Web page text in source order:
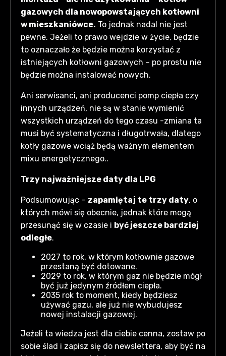
gazowych dla nowopowstających kotłowni
w mieszkaniówce. To jednak nadal nie jest
pewne. Jeżeli to prawo wejdzie w życie, będzie
to oznaczało że będzie można korzystać z
istniejących kotłowni gazowych – po prostu nie
będzie można instalować nowych.
Ani serwisanci, ani producenci pomp ciepła czy
innych urządzeń, nie są w stanie wymienić
wszystkich urządzeń do tego czasu -zmiana ta
musi być systematyczna i długotrwała, dlatego
kotły gazowe wciąż będą ważnym elementem
mixu energetycznego..
Trzy najważniejsze daty dla LPG
Podsumowując – zapamiętaj te trzy daty, o
których mówi się obecnie, jednak które mogą
przesunąć się w czasie i być jeszcze bardziej
odległe.
2027 to rok, w którym kotłownie gazowe
przestaną być dotowane.
2029 to rok, w którym gaz nie będzie mógł
być już jedynym źródłem ciepła.
2035 rok to moment, kiedy będziesz
używać gazu, ale już nie wybudujesz
nowej instalacji gazowej.
Jeżeli ta wiedza jest dla ciebie cenna, zostaw po
sobie ślad i zapisz się do newslettera, aby być na